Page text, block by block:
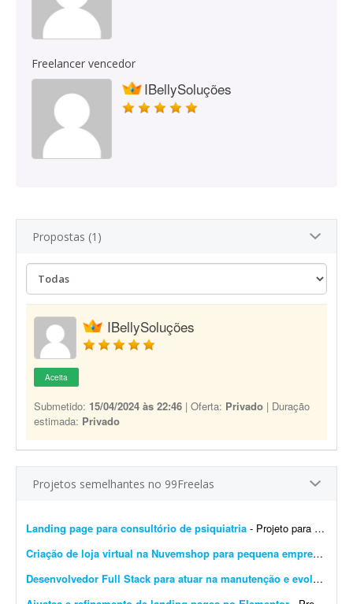
Freelancer vencedor
IBellySoluções
Propostas (1)
IBellySoluções
Aceita
Submetido: 15/04/2024 às 22:46 | Oferta: Privado | Duração
estimada: Privado
Projetos semelhantes no 99Freelas
Landing page para consultório de psiquiatria - Projeto para criação de landing page para consultório de psiquiatria. Escopo do projeto: Desenvolvimento completo da landing page. Design moderno, limpo e com foco em convers&...
Criação de loja virtual na Nuvemshop para pequena empresa
Desenvolvedor Full Stack para atuar na manutenção e evolução de uma plataforma SaaS